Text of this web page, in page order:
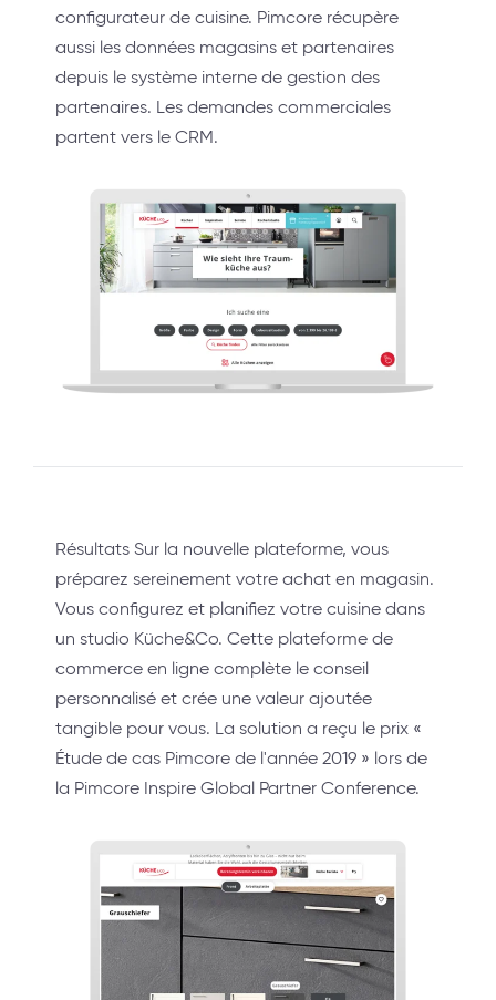
configurateur de cuisine. Pimcore récupère
aussi les données magasins et partenaires
depuis le système interne de gestion des
partenaires. Les demandes commerciales
partent vers le CRM.
Résultats Sur la nouvelle plateforme, vous
préparez sereinement votre achat en magasin.
Vous configurez et planifiez votre cuisine dans
un studio Küche&Co. Cette plateforme de
commerce en ligne complète le conseil
personnalisé et crée une valeur ajoutée
tangible pour vous. La solution a reçu le prix «
Étude de cas Pimcore de l'année 2019 » lors de
la Pimcore Inspire Global Partner Conference.